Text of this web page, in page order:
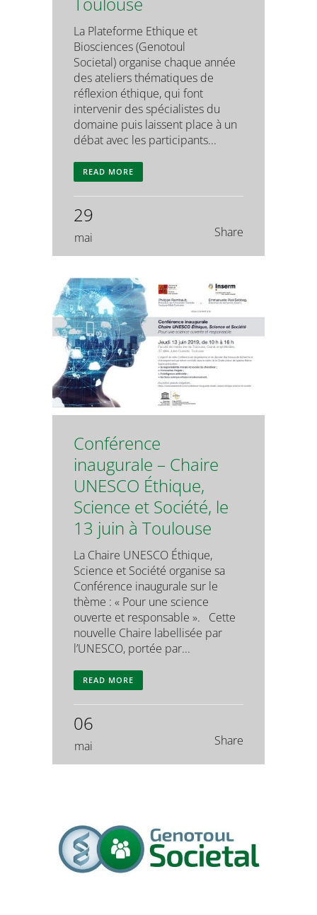
La Plateforme Ethique et
Biosciences (Genotoul
Societal) organise chaque année
des ateliers thématiques de
réflexion éthique, qui font
intervenir des spécialistes du
domaine puis laissent place à un
débat avec les participants...
READ MORE
29
mai Share
Conférence
inaugurale – Chaire
UNESCO Éthique,
Science et Société, le
13 juin à Toulouse
La Chaire UNESCO Éthique,
Science et Société organise sa
Conférence inaugurale sur le
thème : « Pour une science
ouverte et responsable ». Cette
nouvelle Chaire labellisée par
l’UNESCO, portée par...
READ MORE
06
mai Share